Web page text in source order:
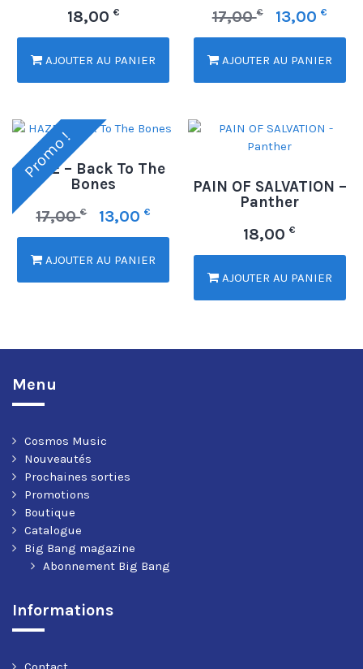
18,00 €
AJOUTER AU PANIER
17,00€ 13,00 €
AJOUTER AU PANIER
Promo !
HAZE – Back To The
Bones
17,00€ 13,00€
AJOUTER AU PANIER
PAIN OF SALVATION –
Panther
18,00€
AJOUTER AU PANIER
Menu
Cosmos Music
Nouveautés
Prochaines sorties
Promotions
Boutique
Catalogue
Big Bang magazine
Abonnement Big Bang
Informations